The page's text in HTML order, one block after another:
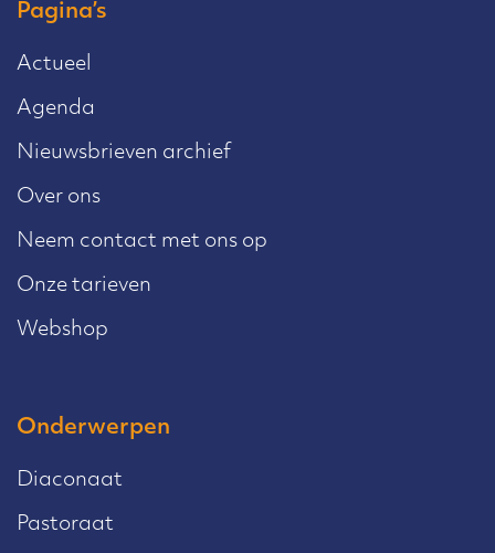
Pagina’s
Actueel
Agenda
Nieuwsbrieven archief
Over ons
Neem contact met ons op
Onze tarieven
Webshop
Onderwerpen
Diaconaat
Pastoraat